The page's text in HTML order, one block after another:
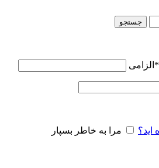
جستجو
* الزامی
اید؟ مرا به خاطر بسپار